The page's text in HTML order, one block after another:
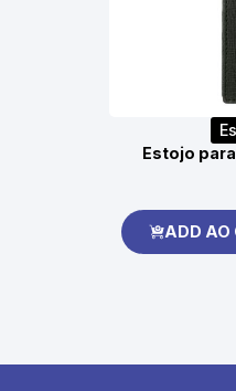
Estojo
ADD AO